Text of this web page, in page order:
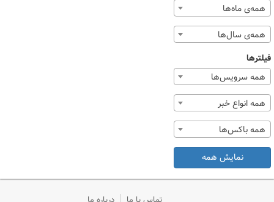
همه‌ی ماه‌ها
همه‌ی سال‌ها
فیلترها
همه سرویس‌ها
همه انواع خبر
همه باکس‌ها
نمایش همه